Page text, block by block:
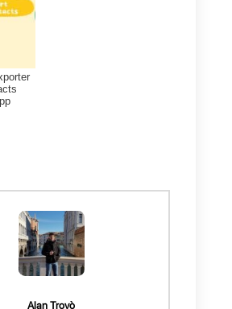
WhatsApp,
Instagram Direct,
Messenger et Web
au même endroit. Il offre
des métriques
et des chatbots.